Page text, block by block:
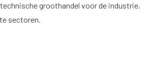
groothandel voor de industrie,
sectoren.